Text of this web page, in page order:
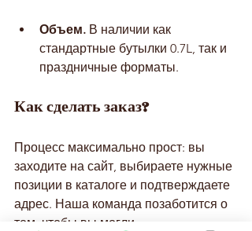
Объем. В наличии как
стандартные бутылки 0.7L, так и
праздничные форматы.
Как сделать заказ?
Процесс максимально прост: вы
заходите на сайт, выбираете нужные
позиции в каталоге и подтверждаете
адрес. Наша команда позаботится о
том, чтобы вы могли